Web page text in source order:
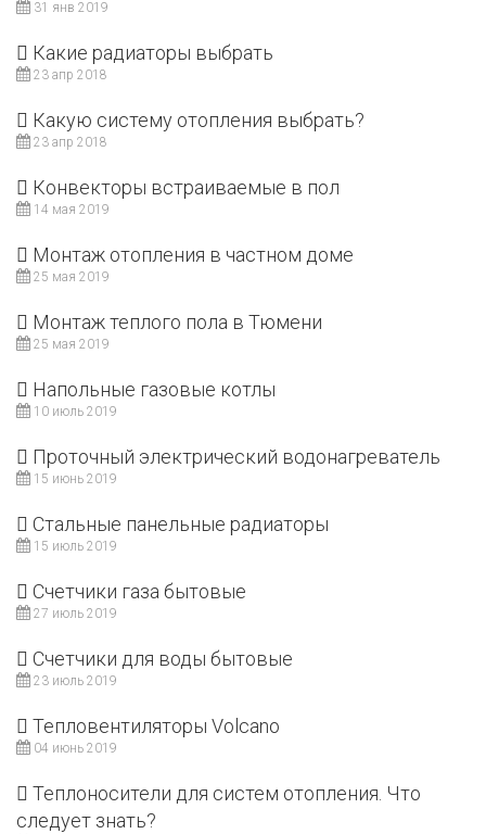
31 янв 2019
Какие радиаторы выбрать
23 апр 2018
Какую систему отопления выбрать?
23 апр 2018
Конвекторы встраиваемые в пол
14 мая 2019
Монтаж отопления в частном доме
25 мая 2019
Монтаж теплого пола в Тюмени
25 мая 2019
Напольные газовые котлы
10 июль 2019
Проточный электрический водонагреватель
15 июнь 2019
Стальные панельные радиаторы
15 июль 2019
Счетчики газа бытовые
27 июль 2019
Счетчики для воды бытовые
23 июль 2019
Тепловентиляторы Volcano
04 июнь 2019
Теплоносители для систем отопления. Что
следует знать?